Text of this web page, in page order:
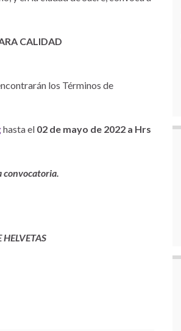
CALIDAD
los Términos de
hasta el 02 de mayo de 2022 a Hrs
convocatoria.
HELVETAS